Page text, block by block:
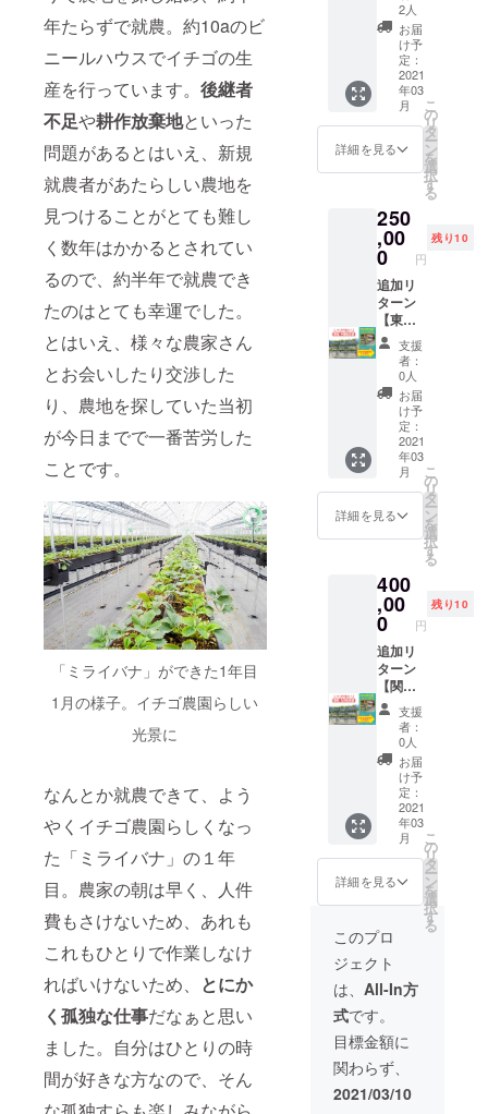
年たらずで就農。約10aのビ
ニールハウスでイチゴの生
産を行っています。 後継者
不足や耕作放棄地といった
問題があるとはいえ、新規
就農者があたらしい農地を
見つけることがとても難し
く数年はかかるとされてい
るので、約半年で就農でき
たのはとても幸運でした。
とはいえ、様々な農家さん
とお会いしたり交渉した
り、農地を探していた当初
が今日までで一番苦労した
ことです。
「ミライバナ」ができた1年目
1月の様子。イチゴ農園らしい
光景に
なんとか就農できて、よう
やくイチゴ農園らしくなっ
た「ミライバナ」の１年
目。農家の朝は早く、人件
費もさけないため、あれも
これもひとりで作業しなけ
ればいけないため、 とにか
く孤独な仕事だなぁと思い
ました。自分はひとりの時
間が好きな方なので、そん
格とな
ります
※「お礼
メー
ル」も
お送り
させて
きます
で、
たっぷ
りとご
堪能く
ださ
い。 ※
いちご
ジャ
ム、ス
イメー
ジで
す。
パッ
ケージ
や色合
いなど
は変更
となる
場合が
ありま
す ※発
送予定
が4月と
なりま
す。同
名のリ
ターン
ります
※送料・
消費税
込みの
価格と
なりま
す
※「お礼
メー
ル」も
お送り
させて
いただ
きます
ただき
ます！
※公序良
俗に反
する内
容、法
令に違
反する
内容な
ん
※「お礼
メー
ル」も
お送り
させて
いただ
きます
スを、
もっと
気軽に
ご利用
いただ
ける
リーズ
ナブル
なプラ
ンで
す。
※120,00
0円の
「出張
イチゴ
狩り」
プラン
に比べ
て、株
数を少
なく設
定して
おりま
※「お礼
メー
ル」も
お送り
させて
いただ
きます
※詳細は
【ミラ
イバナ
公式サ
イト／
出張い
ちご狩
りサー
ビスに
つい
て】
https://
strawb
erry-
delivery
.com/
80〜90
粒前
後）出
張費用
込み】※
関西限
定 商業
施設や
学校、
高齢者
施設な
張し
て、イ
チゴ狩
りを体
験して
いただ
ける大
好評の
サービ
スで
す。今
回は関
西限定
とさせ
ていた
だきま
す。リ
ターン
は3月以
降を予
おりま
すが、
1・２月
中の利
用をご
希望の
場合、
または
イチゴ
の株数
をもっ
と増や
した
い、関
西以外
の場所
でも
やって
みた
い！な
どのご
相談も
受け付
けてお
ります
ので、
サイト
より気
軽にご
相談・
お見積
2人
お届
け予
定：
2021
年03
月
詳細を見る
こ
の
リ
タ
ー
ン
を
選
択
す
る
250
,00
0 円
残り10
追加リ
ターン
【東
海、中
国地方
へ！出
張イチ
ゴ狩
り 45
株 出
張費用
込み】
関西限
定とし
てい
た、出
ゴ狩り
サービ
スのエ
リアを
拡大！
東海、
中国地
方の方
にもご
利用い
ただけ
るプラ
ンを追
加しま
した。
出張イ
チゴ狩
り専用
の棚で
自由に
レイア
ウトし
ます！
※「お礼
メー
ル」も
お送り
させて
いただ
きます
※東海、
支援
者：
0人
お届
け予
定：
2021
年03
月
詳細を見る
こ
の
リ
タ
ー
ン
を
選
択
す
る
400
,00
0 円
残り10
追加リ
ターン
【関
東、九
州へ！
出張イ
チゴ狩
り 75
株 出
張費用
込み】
出張イ
チゴ狩
りサー
ビスの
エリア
を拡
大！関
東、九
州地方
の方に
もご利
用いた
だける
プラン
を追加
しまし
支援
者：
0人
お届
け予
定：
2021
年03
月
詳細を見る
こ
の
リ
タ
ー
ン
を
選
択
す
る
このプロ
ジェクト
は、 All-In方
式です。
目標金額に
関わらず、
2021/03/10